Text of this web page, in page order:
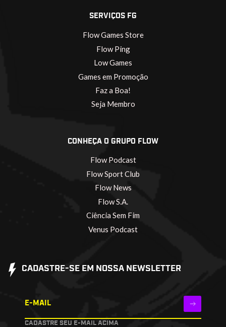
SERVIÇOS FG
Flow Games Store
Flow Ping
Low Games
Games em Promoção
Faz a Boa!
Seja Membro
CONHEÇA O GRUPO FLOW
Flow Podcast
Flow Sport Club
Flow News
Flow S.A.
Ciência Sem Fim
Venus Podcast
CADASTRE-SE EM NOSSA NEWSLETTER
E-MAIL
CADASTRE SEU E-MAIL ACIMA